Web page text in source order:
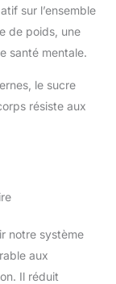
sur l’ensemble
de poids, une
santé mentale.
le sucre
résiste aux
notre système
aux
Il réduit